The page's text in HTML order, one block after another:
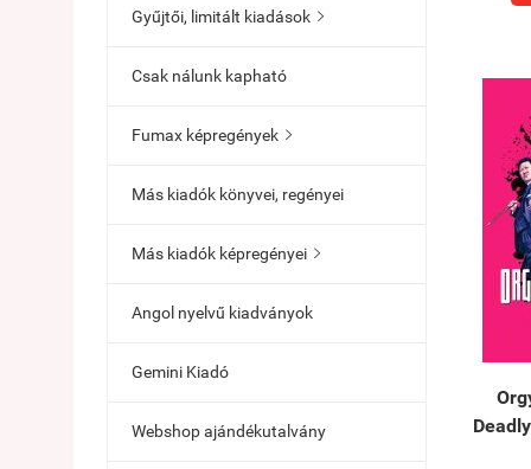
Gyűjtői, limitált kiadások 
Csak nálunk kapható
Fumax képregények 
Más kiadók könyvei, regényei
Más kiadók képregényei 
Angol nyelvű kiadványok
Gemini Kiadó
Webshop ajándékutalvány